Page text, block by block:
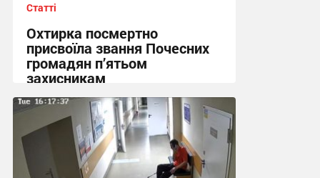
Статті
Охтирка посмертно
присвоїла звання Почесних
громадян п’ятьом
захисникам
11:29, 31.07.2026